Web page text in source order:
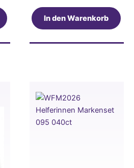
In den Warenkorb